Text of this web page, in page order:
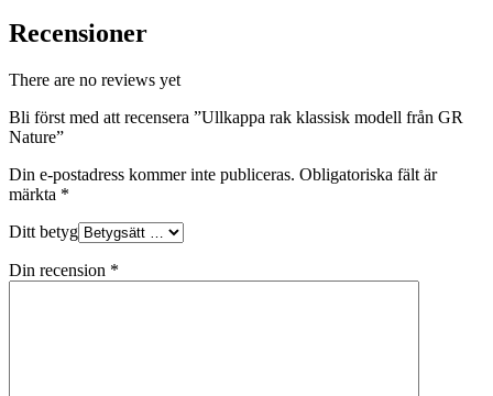
Recensioner
There are no reviews yet
Bli först med att recensera ”Ullkappa rak klassisk modell från GR
Nature”
Din e-postadress kommer inte publiceras. Obligatoriska fält är
märkta *
Ditt betyg
Din recension *